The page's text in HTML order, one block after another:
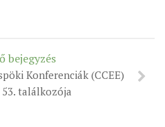
bejegyzés
Konferenciák (CCEE)
találkozója